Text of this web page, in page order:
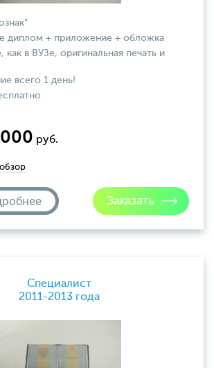
диплом + приложение + обложка
как в ВУЗе, оригинальная печать и
всего 1 день!
руб.
Специалист
2011-2013 года